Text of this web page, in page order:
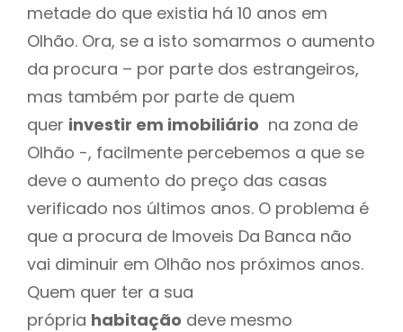
metade do que existia há 10 anos em
Olhão. Ora, se a isto somarmos o aumento
da procura – por parte dos estrangeiros,
mas também por parte de quem
quer investir em imobiliário na zona de
Olhão -, facilmente percebemos a que se
deve o aumento do preço das casas
verificado nos últimos anos. O problema é
que a procura de Imoveis Da Banca não
vai diminuir em Olhão nos próximos anos.
Quem quer ter a sua
própria habitação deve mesmo